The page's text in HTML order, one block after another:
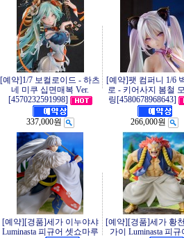
[예약]1/7 보컬로이드 - 하츠
네 미쿠 십면매복 Ver.
[4570232591998]
337,000원
[예약]팻 컴퍼니 1/6
로 - 키어사지 봄철
링[4580678968643]
266,000원
[예약][경품]세가 이누야샤
Luminasta 피규어 셋쇼마루
[예약][경품]세가 황
가이 Luminasta 피규